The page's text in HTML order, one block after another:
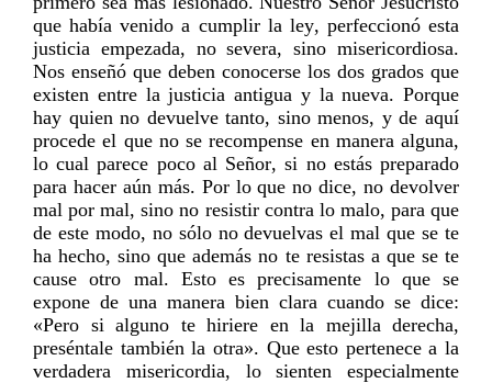
que había venido a cumplir la ley, perfeccionó esta
justicia empezada, no severa, sino misericordiosa.
Nos enseñó que deben conocerse los dos grados que
existen entre la justicia antigua y la nueva. Porque
hay quien no devuelve tanto, sino menos, y de aquí
procede el que no se recompense en manera alguna,
lo cual parece poco al Señor, si no estás preparado
para hacer aún más. Por lo que no dice, no devolver
mal por mal, sino no resistir contra lo malo, para que
de este modo, no sólo no devuelvas el mal que se te
ha hecho, sino que además no te resistas a que se te
cause otro mal. Esto es precisamente lo que se
expone de una manera bien clara cuando se dice:
«Pero si alguno te hiriere en la mejilla derecha,
preséntale también la otra». Que esto pertenece a la
verdadera misericordia, lo sienten especialmente